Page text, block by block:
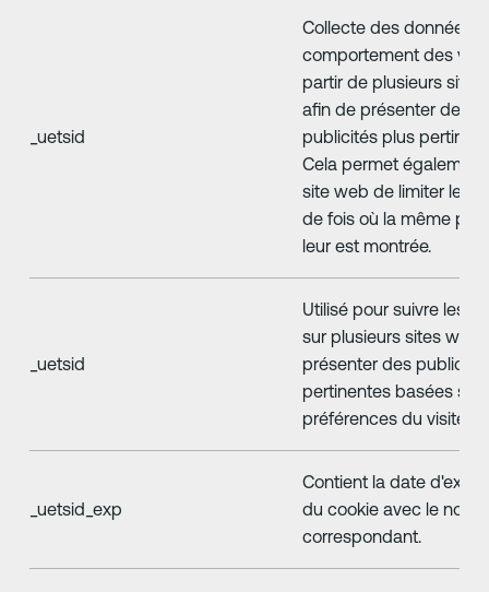
_uetsid
Collecte des données
comportement des
partir de plusieurs sites
afin de présenter des
publicités plus
Cela permet
site web de limiter le
de fois où la même
leur est montrée.
_uetsid
Utilisé pour suivre les
sur plusieurs sites web,
présenter des
pertinentes basées sur
préférences du visiteur.
_uetsid_exp
Contient la date
du cookie avec le nom
correspondant.